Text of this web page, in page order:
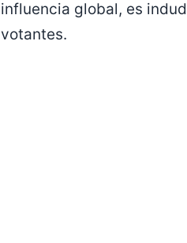
influencia global, es
votantes.